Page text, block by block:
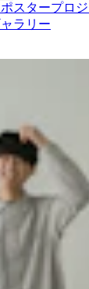
スタープロジ
ラリー